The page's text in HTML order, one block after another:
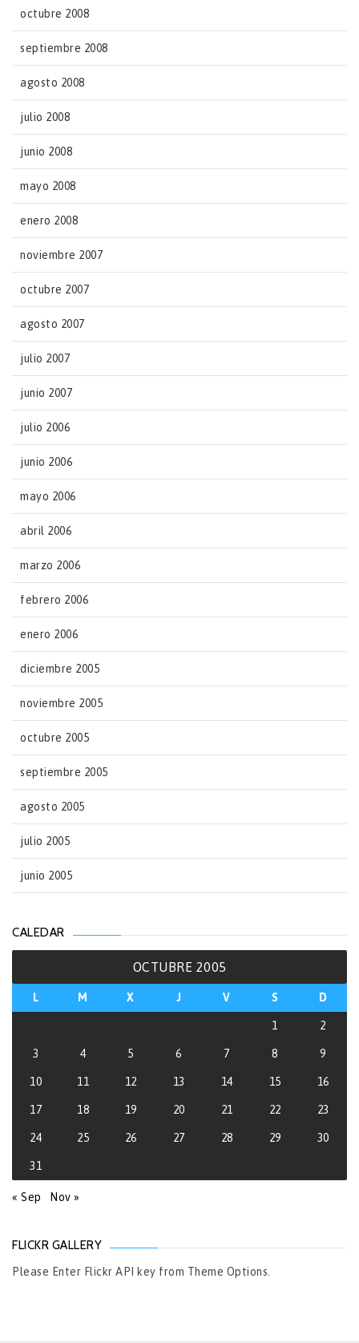
octubre 2008
septiembre 2008
agosto 2008
julio 2008
junio 2008
mayo 2008
enero 2008
noviembre 2007
octubre 2007
agosto 2007
julio 2007
junio 2007
julio 2006
junio 2006
mayo 2006
abril 2006
marzo 2006
febrero 2006
enero 2006
diciembre 2005
noviembre 2005
octubre 2005
septiembre 2005
agosto 2005
julio 2005
junio 2005
CALEDAR
OCTUBRE 2005
L M X J V S D
1 2
3 4 5 6 7 8 9
10 11 12 13 14 15 16
17 18 19 20 21 22 23
24 25 26 27 28 29 30
31
« Sep Nov »
FLICKR GALLERY
Please Enter Flickr API key from Theme Options.